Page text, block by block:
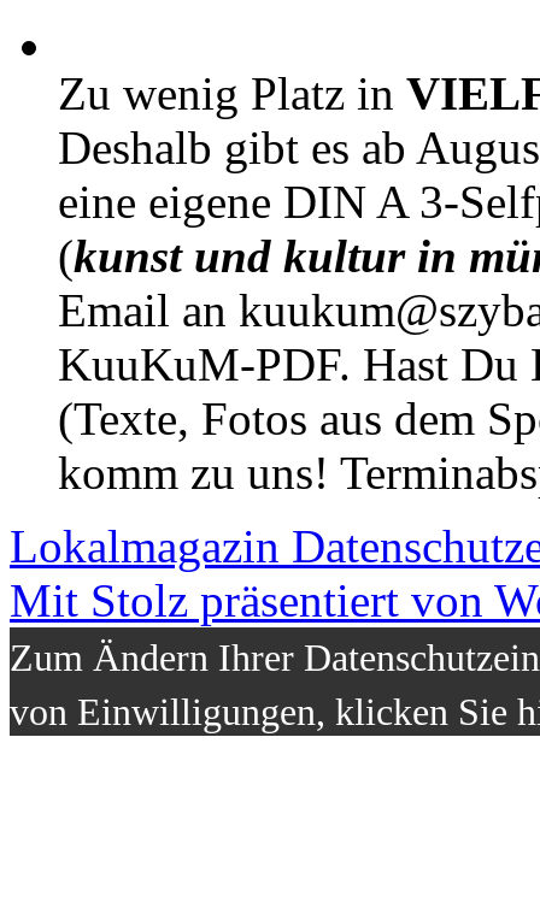
Zu wenig Platz in
Deshalb gibt es ab
eine eigene DIN A 3-
(kunst und kultur in
Email an
KuuKuM-PDF. Hast Du
(Texte, Fotos aus dem
komm zu uns!
Lokalmagazin
Mit Stolz präsentiert von
Zum Ändern Ihrer
von Einwilligungen, klicken Sie